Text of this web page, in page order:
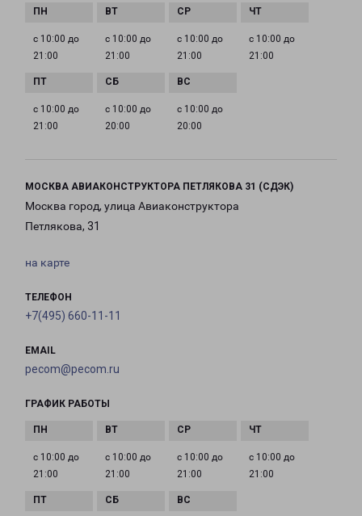
с 10:00 до
21:00
с 10:00 до
21:00
с 10:00 до
21:00
с 10:00 до
21:00
с 10:00 до
21:00
с 10:00 до
20:00
с 10:00 до
20:00
МОСКВА АВИАКОНСТРУКТОРА ПЕТЛЯКОВА 31 (СДЭК)
Москва город, улица Авиаконструктора
Петлякова, 31
на карте
ТЕЛЕФОН
+7(495) 660-11-11
EMAIL
pecom@pecom.ru
ГРАФИК РАБОТЫ
с 10:00 до
21:00
с 10:00 до
21:00
с 10:00 до
21:00
с 10:00 до
21:00